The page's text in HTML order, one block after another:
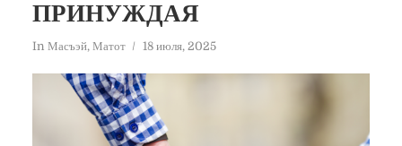
ПРИНУЖДАЯ
In Масъэй, Матот 18 июля, 2025